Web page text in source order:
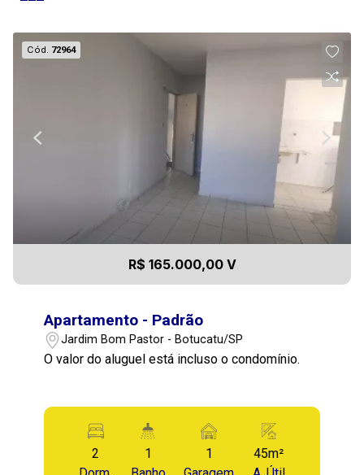
Cód. 72964
R$ 165.000,00 V
Apartamento - Padrão
Jardim Bom Pastor - Botucatu/SP
O valor do aluguel está incluso o condomínio.
2
1
1
45m²